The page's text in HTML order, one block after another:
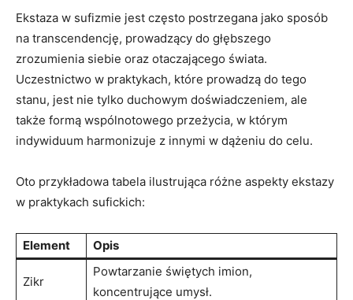
Ekstaza w sufizmie⁣ jest często postrzegana jako sposób
na transcendencję, prowadzący do ⁢głębszego
zrozumienia siebie oraz otaczającego świata.
Uczestnictwo w praktykach, które ‌prowadzą do tego
stanu, jest nie tylko duchowym doświadczeniem, ale
także formą wspólnotowego przeżycia, w którym
indywiduum harmonizuje z innymi w dążeniu do celu.
Oto przykładowa tabela ilustrująca różne aspekty ekstazy
w ⁢praktykach sufickich:
Element Opis
Zikr
Powtarzanie świętych imion,
koncentrujące umysł.